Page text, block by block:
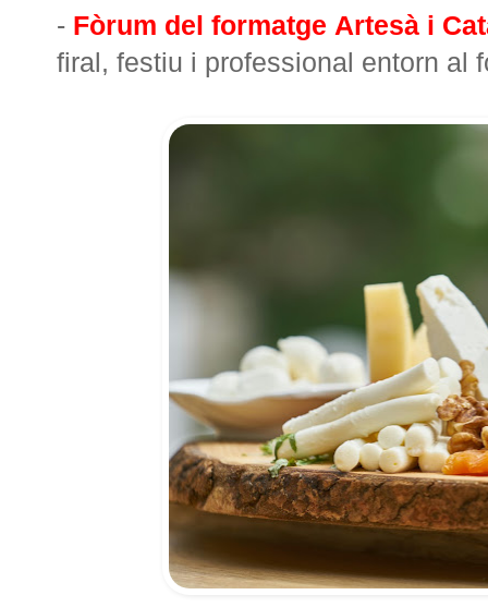
- Fòrum del formatge Artesà i
firal, festiu i professional entorn al